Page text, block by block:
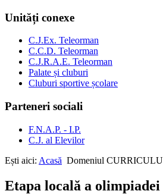
Unități conexe
C.J.Ex. Teleorman
C.C.D. Teleorman
C.J.R.A.E. Teleorman
Palate și cluburi
Cluburi sportive școlare
Parteneri sociali
F.N.A.P. - I.P.
C.J. al Elevilor
Ești aici: Acasă Domeniul
Etapa locală a